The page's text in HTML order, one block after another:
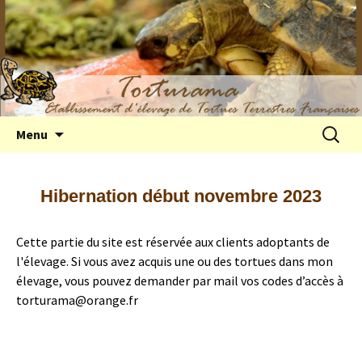
Elevage de tortues terrestres françaises
Hermann
Menu
Hibernation début novembre 2023
Cette partie du site est réservée aux clients adoptants de
l'élevage. Si vous avez acquis une ou des tortues dans mon
élevage, vous pouvez demander par mail vos codes d’accès à
torturama@orange.fr